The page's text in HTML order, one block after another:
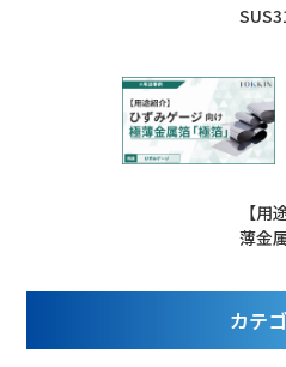
【
薄金
カテ